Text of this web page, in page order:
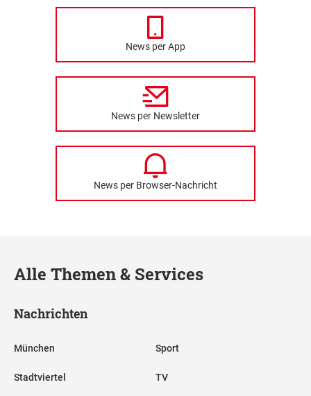
News per App
News per Newsletter
News per Browser-Nachricht
Alle Themen & Services
Nachrichten
München
Stadtviertel
Sport
TV